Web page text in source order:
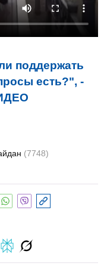
поддержать
есть?", -
(7748)